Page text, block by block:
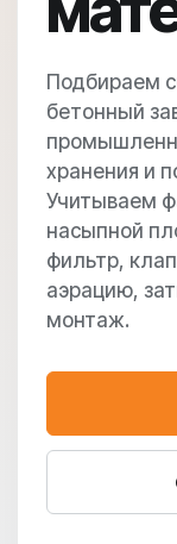
Подбираем
бетонный
хранения и
Учитываем
насыпной
фильтр,
аэрацию,
монтаж.